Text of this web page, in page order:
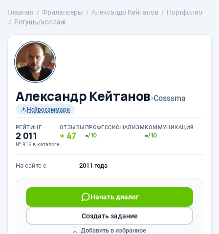
Главная Фрилансеры Александр Кейтанов
Портфолио
Ретушь/коллаж
Александр Кейтанов›Cosssma
Нейросаммари
РЕЙТИНГ
2 011
№ 916 в каталоге
ОТЗЫВЫ
47
ПРОФЕССИОНАЛИЗМ
-/10
КОММУНИКАЦИЯ
-/10
На сайте с 2011 года
Начать диалог
Создать задание
Добавить в избранное